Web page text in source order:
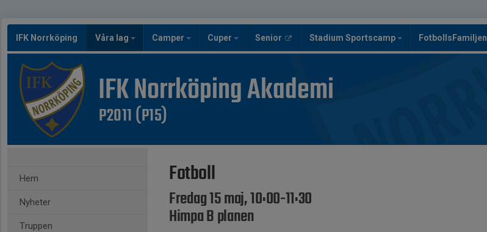
IFK Norrköping Våra lag Camper Cuper Senior Stadium Sportscamp FotbollsFamiljen
IFK Norrköping Akademi
P2011 (P15)
Hem
Nyheter
Truppen
Fotboll
Fredag 15 maj, 10:00-11:30
Himpa B planen